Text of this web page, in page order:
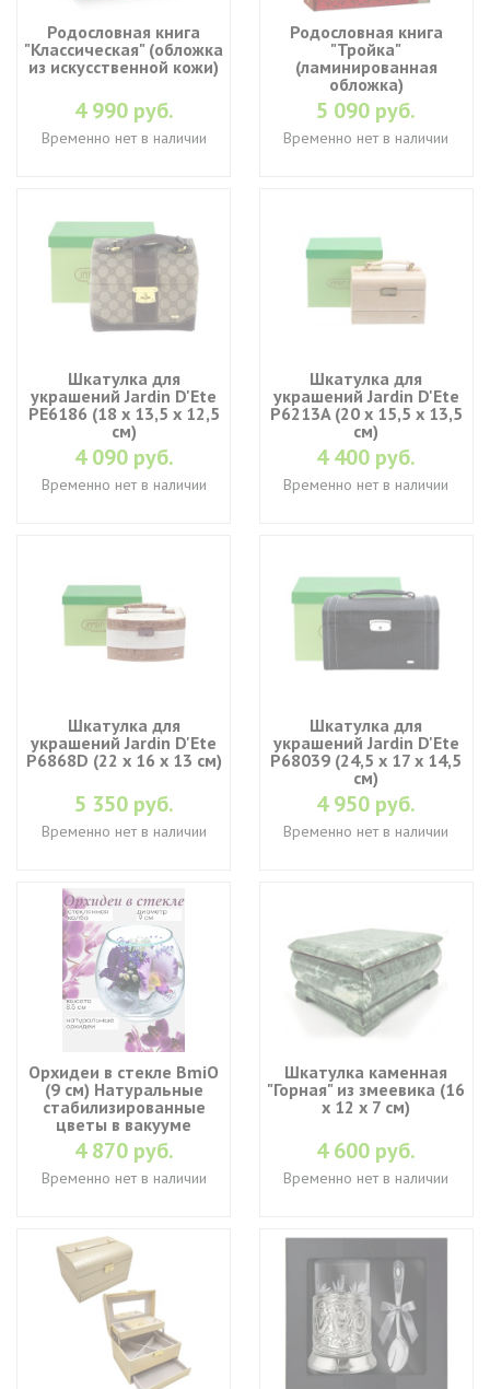
Родословная книга
"Классическая" (обложка
из искусственной кожи)
4 990 руб.
Временно нет в наличии
Родословная книга
"Тройка"
(ламинированная
обложка)
5 090 руб.
Временно нет в наличии
Шкатулка для
украшений Jardin D'Ete
PE6186 (18 х 13,5 х 12,5
см)
4 090 руб.
Временно нет в наличии
Шкатулка для
украшений Jardin D'Ete
P6213A (20 х 15,5 х 13,5
см)
4 400 руб.
Временно нет в наличии
Шкатулка для
украшений Jardin D'Ete
P6868D (22 х 16 х 13 см)
5 350 руб.
Временно нет в наличии
Шкатулка для
украшений Jardin D'Ete
P68039 (24,5 х 17 х 14,5
см)
4 950 руб.
Временно нет в наличии
Орхидеи в стекле BmiO
(9 см) Натуральные
стабилизированные
цветы в вакууме
4 870 руб.
Временно нет в наличии
Шкатулка каменная
"Горная" из змеевика (16
х 12 х 7 см)
4 600 руб.
Временно нет в наличии